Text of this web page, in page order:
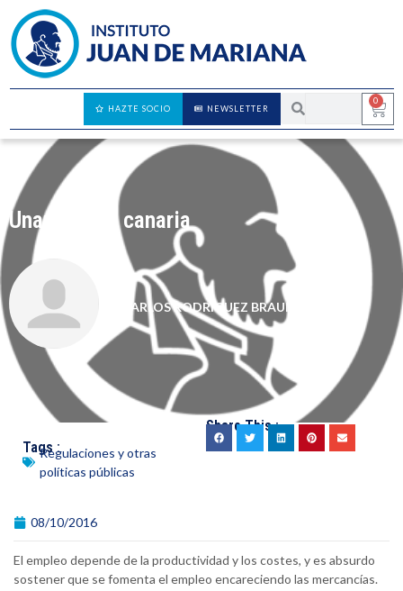
0
NEWSLETTER
HAZTE SOCIO
Unanimidad canaria
CARLOS RODRÍGUEZ BRAUN
Tags :
Regulaciones y otras
políticas públicas
Share This :
08/10/2016
El empleo depende de la productividad y los costes, y es absurdo
sostener que se fomenta el empleo encareciendo las mercancías.